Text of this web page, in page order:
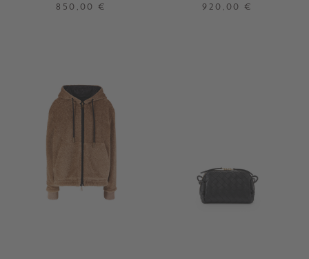
850,00 € 920,00 €